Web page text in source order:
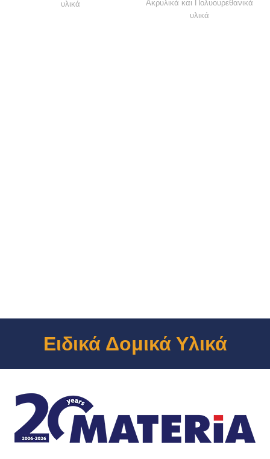
υλικά
Ακρυλικά και Πολυουρεθανικά
υλικά
Ειδικά Δομικά Υλικά